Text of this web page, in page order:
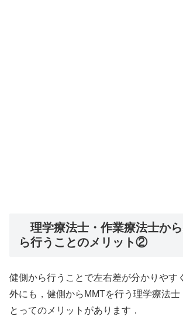
理学療法士・作業療法士か
ら行うことのメリット②
健側から行うことで左右差が分かりやす
外にも，健側からMMTを行う理学療法士
とってのメリットがあります．